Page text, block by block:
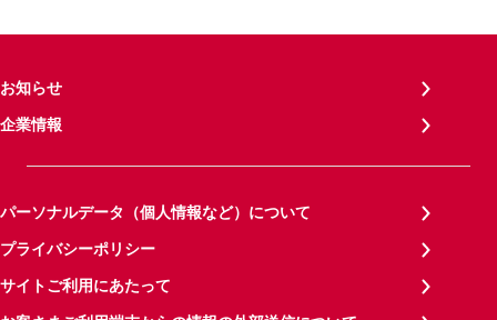
お知らせ
企業情報
パーソナルデータ（個人情報など）について
プライバシーポリシー
サイトご利用にあたって